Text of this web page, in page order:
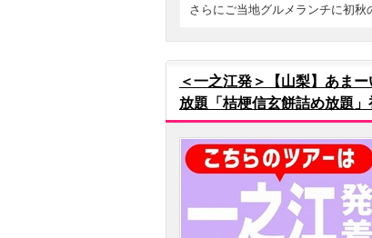
さらにご当地グルメランチに初
＜一之江発＞【山梨】あま
放題「桔梗信玄餅詰め放題